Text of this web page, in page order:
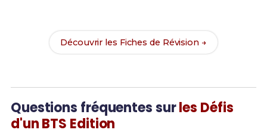
Découvrir les Fiches de Révision →
Questions fréquentes surles Défis
d'un BTS Edition